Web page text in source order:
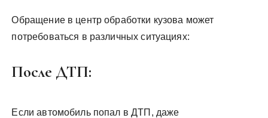
Обращение в центр обработки кузова может
потребоваться в различных ситуациях:
После ДТП:
Если автомобиль попал в ДТП, даже